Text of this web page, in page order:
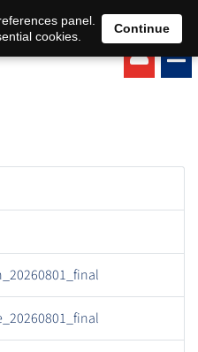
EN DE
panel.
cookies.
Continue